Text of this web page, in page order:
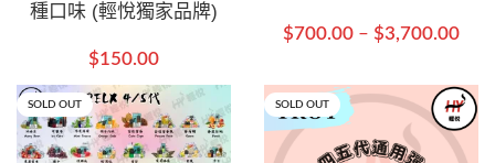
種口味 (輕悅獨家品牌)
$150.00
$700.00 – $3,700.00
SOLD OUT SOLD OUT